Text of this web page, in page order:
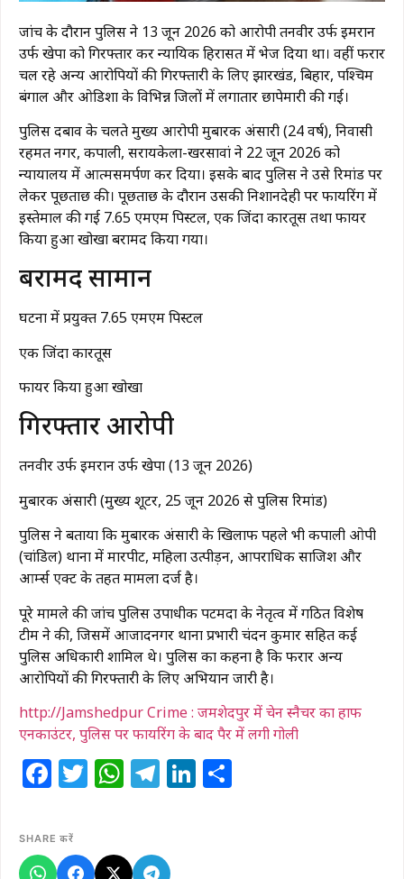
जांच के दौरान पुलिस ने 13 जून 2026 को आरोपी तनवीर उर्फ इमरान
उर्फ खेपा को गिरफ्तार कर न्यायिक हिरासत में भेज दिया था। वहीं फरार
चल रहे अन्य आरोपियों की गिरफ्तारी के लिए झारखंड, बिहार, पश्चिम
बंगाल और ओडिशा के विभिन्न जिलों में लगातार छापेमारी की गई।
पुलिस दबाव के चलते मुख्य आरोपी मुबारक अंसारी (24 वर्ष), निवासी
रहमत नगर, कपाली, सरायकेला-खरसावां ने 22 जून 2026 को
न्यायालय में आत्मसमर्पण कर दिया। इसके बाद पुलिस ने उसे रिमांड पर
लेकर पूछताछ की। पूछताछ के दौरान उसकी निशानदेही पर फायरिंग में
इस्तेमाल की गई 7.65 एमएम पिस्टल, एक जिंदा कारतूस तथा फायर
किया हुआ खोखा बरामद किया गया।
बरामद सामान
घटना में प्रयुक्त 7.65 एमएम पिस्टल
एक जिंदा कारतूस
फायर किया हुआ खोखा
गिरफ्तार आरोपी
तनवीर उर्फ इमरान उर्फ खेपा (13 जून 2026)
मुबारक अंसारी (मुख्य शूटर, 25 जून 2026 से पुलिस रिमांड)
पुलिस ने बताया कि मुबारक अंसारी के खिलाफ पहले भी कपाली ओपी
(चांडिल) थाना में मारपीट, महिला उत्पीड़न, आपराधिक साजिश और
आर्म्स एक्ट के तहत मामला दर्ज है।
पूरे मामले की जांच पुलिस उपाधीक्षक पटमदा के नेतृत्व में गठित विशेष
टीम ने की, जिसमें आजादनगर थाना प्रभारी चंदन कुमार सहित कई
पुलिस अधिकारी शामिल थे। पुलिस का कहना है कि फरार अन्य
आरोपियों की गिरफ्तारी के लिए अभियान जारी है।
http://Jamshedpur Crime : जमशेदपुर में चेन स्नैचर का हाफ
एनकाउंटर, पुलिस पर फायरिंग के बाद पैर में लगी गोली
Facebook
Twitter
WhatsApp
Telegram
LinkedIn
SHARE करें